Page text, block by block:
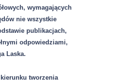
wymagających
nie wszystkie
publikacjach,
odpowiedziami,
Laska.
tworzenia